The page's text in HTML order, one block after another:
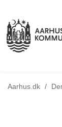
Aarhus.dk /